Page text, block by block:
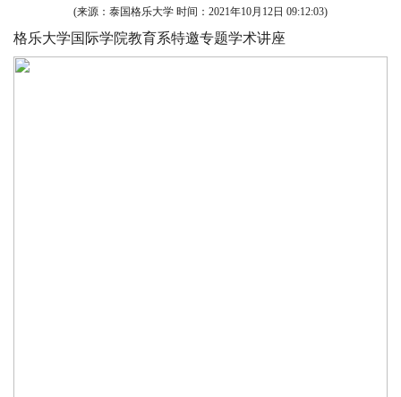
(来源：泰国格乐大学 时间： 2021年10月12日 09:12:03)
格乐大学国际学院教育系特邀专题学术讲座